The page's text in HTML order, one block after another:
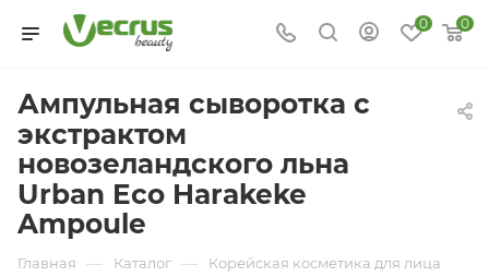
0 0
Ампульная сыворотка с
экстрактом
новозеландского льна
Urban Eco Harakeke
Ampoule
Главная — Каталог — Корейская косметика для лица